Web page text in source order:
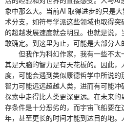
象中那么大。当前AI 取得进步的只是
术分支，如符号学派这些领域也取得
的超越发展速度就会明显。也就是说
敢确定。到这里为止，可能是大部分人
但我作为科幻作家，我有一些不太
其是大脑的智力是有天花板的。因此
度，可能会遇到类似康德哲学中所说
智力可能远远超越人类，进而有可能
探索中走得比人类更深更远。在未来
存条件是十分恶劣的，而宇宙飞船要
年，甚至更长的时间才能到达目的地